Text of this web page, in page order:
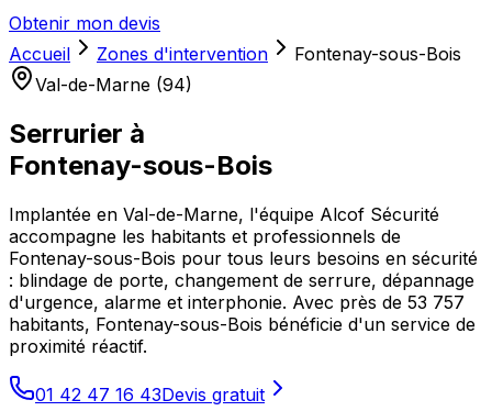
Obtenir mon devis
Accueil
Zones d'intervention
Fontenay-sous-Bois
Val-de-Marne (94)
Serrurier à
Fontenay-sous-Bois
Implantée en Val-de-Marne, l'équipe Alcof Sécurité
accompagne les habitants et professionnels de
Fontenay-sous-Bois pour tous leurs besoins en sécurité
: blindage de porte, changement de serrure, dépannage
d'urgence, alarme et interphonie. Avec près de 53 757
habitants, Fontenay-sous-Bois bénéficie d'un service de
proximité réactif.
01 42 47 16 43Devis gratuit